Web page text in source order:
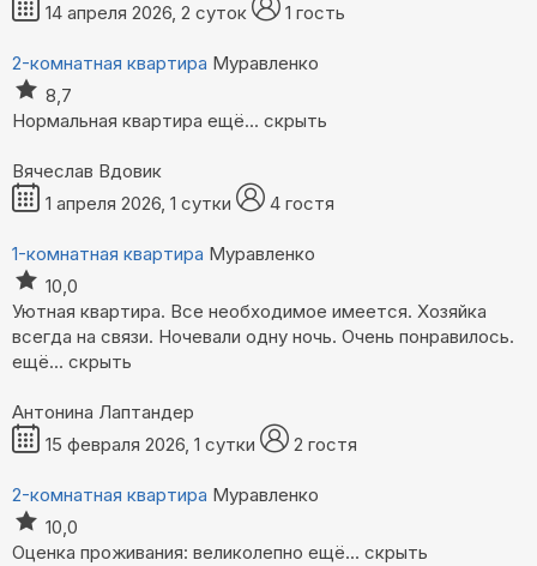
14 апреля 2026, 2 суток
1 гость
2-комнатная квартира Муравленко
8,7
Нормальная квартира ещё... скрыть
Вячеслав Вдовик
1 апреля 2026, 1 сутки
4 гостя
1-комнатная квартира Муравленко
10,0
Уютная квартира. Все необходимое имеется. Хозяйка
всегда на связи. Ночевали одну ночь. Очень понравилось.
ещё... скрыть
Антонина Лаптандер
15 февраля 2026, 1 сутки
2 гостя
2-комнатная квартира Муравленко
10,0
Оценка проживания: великолепно ещё... скрыть